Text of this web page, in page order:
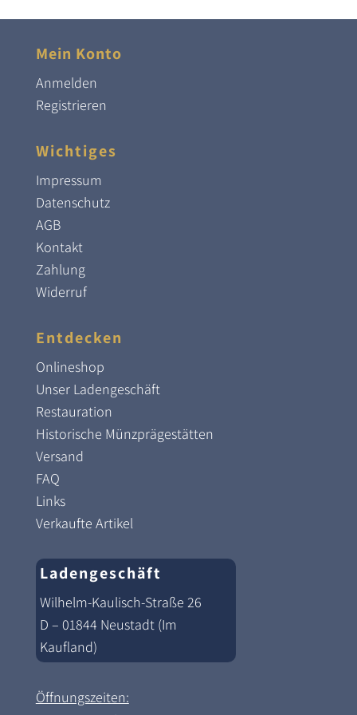
Mein Konto
Anmelden
Registrieren
Wichtiges
Impressum
Datenschutz
AGB
Kontakt
Zahlung
Widerruf
Entdecken
Onlineshop
Unser Ladengeschäft
Restauration
Historische Münzprägestätten
Versand
FAQ
Links
Verkaufte Artikel
Ladengeschäft
Wilhelm-Kaulisch-Straße 26
D – 01844 Neustadt (Im
Kaufland)
Öffnungszeiten: